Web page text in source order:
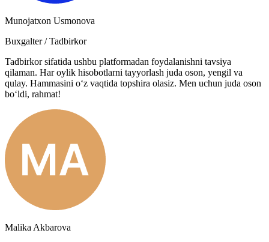
Munojatxon Usmonova
Buxgalter / Tadbirkor
Tadbirkor sifatida ushbu platformadan foydalanishni tavsiya
qilaman. Har oylik hisobotlarni tayyorlash juda oson, yengil va
qulay. Hammasini o‘z vaqtida topshira olasiz. Men uchun juda oson
bo‘ldi, rahmat!
Malika Akbarova